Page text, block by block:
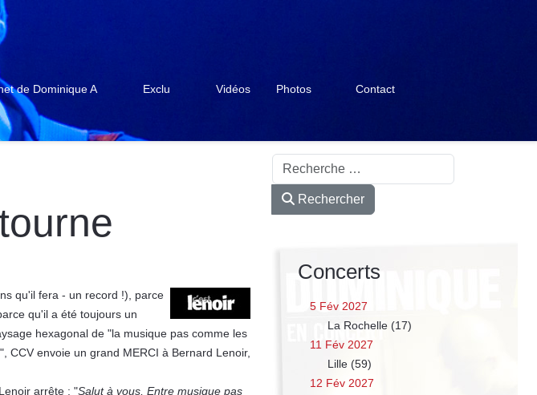
de Dominique A Exclu Vidéos Photos Contact
qu'il fera - un record !), parce
qu'il a été toujours un
hexagonal de "la musique pas comme les
", CCV envoie un grand MERCI à Bernard Lenoir,
arrête : "Salut à vous, Entre musique pas
Rechercher
Rechercher
Concerts
5 Fév 2027
La Rochelle (17)
11 Fév 2027
Lille (59)
12 Fév 2027